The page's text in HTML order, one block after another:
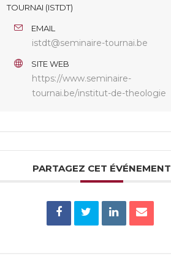
TOURNAI (ISTDT)
EMAIL
istdt@seminaire-tournai.be
SITE WEB
https://www.seminaire-
tournai.be/institut-de-theologie
PARTAGEZ CET ÉVÉNEMENT